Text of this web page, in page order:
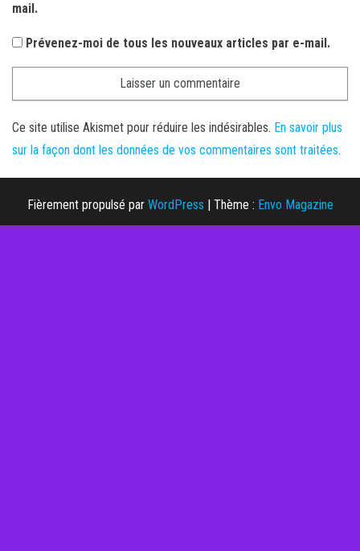
mail.
Prévenez-moi de tous les nouveaux articles par e-mail.
Ce site utilise Akismet pour réduire les indésirables. En savoir plus
sur la façon dont les données de vos commentaires sont traitées.
Fièrement propulsé par WordPress | Thème : Envo Magazine